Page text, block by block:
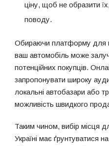
ціну, щоб не образити
поводу.
Обираючи платформу для
ваш автомобіль може
потенційних покупців.
запропонувати широку
локальні автобазари або
можливість швидкого
Таким чином, вибір місця
Україні має ґрунтуватися